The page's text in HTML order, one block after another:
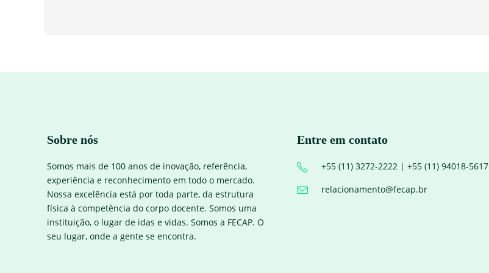
Sobre nós
Somos mais de 100 anos de inovação, referência,
experiência e reconhecimento em todo o mercado.
Nossa excelência está por toda parte, da estrutura
física à competência do corpo docente. Somos uma
instituição, o lugar de idas e vidas. Somos a FECAP. O
seu lugar, onde a gente se encontra.
Entre em contato
+55 (11) 3272-2222 | +55 (11) 94018-5617
relacionamento@fecap.br